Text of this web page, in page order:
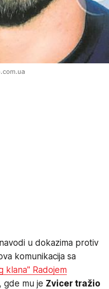
u dokazima protiv
komunikacija sa
klana" Radojem
gde mu je Zvicer tražio